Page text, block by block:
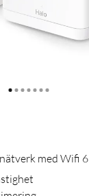
med Wifi 6